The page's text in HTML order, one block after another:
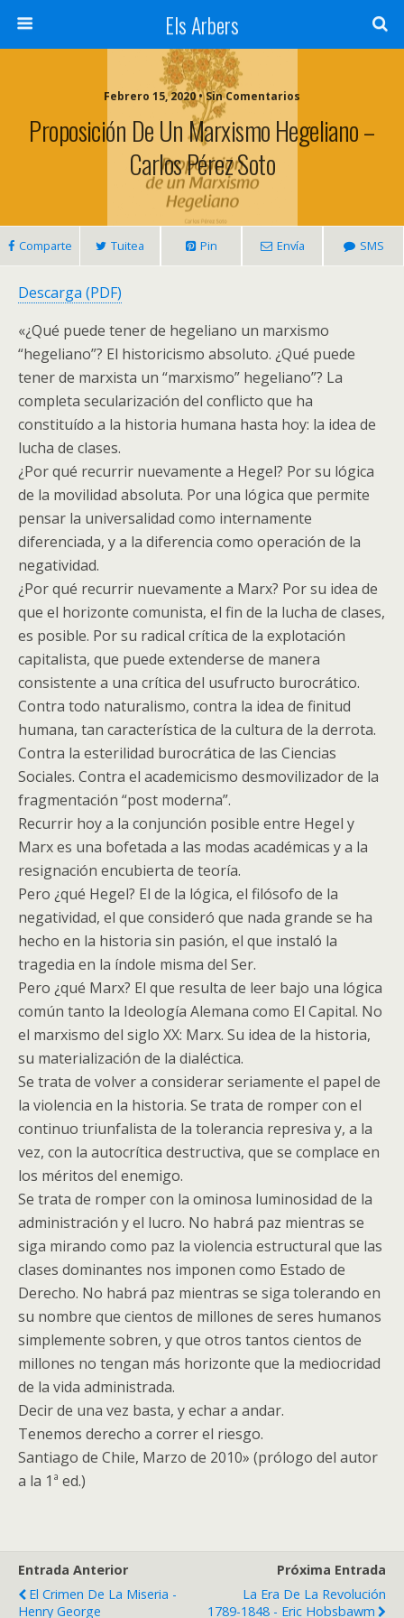
Els Arbers
Febrero 15, 2020 • Sin Comentarios
Proposición De Un Marxismo Hegeliano –
Carlos Pérez Soto
Comparte Tuitea Pin Envía SMS
Descarga (PDF)
«¿Qué puede tener de hegeliano un marxismo
“hegeliano”? El historicismo absoluto. ¿Qué puede
tener de marxista un “marxismo” hegeliano”? La
completa secularización del conflicto que ha
constituído a la historia humana hasta hoy: la idea de
lucha de clases.
¿Por qué recurrir nuevamente a Hegel? Por su lógica
de la movilidad absoluta. Por una lógica que permite
pensar la universalidad como internamente
diferenciada, y a la diferencia como operación de la
negatividad.
¿Por qué recurrir nuevamente a Marx? Por su idea de
que el horizonte comunista, el fin de la lucha de clases,
es posible. Por su radical crítica de la explotación
capitalista, que puede extenderse de manera
consistente a una crítica del usufructo burocrático.
Contra todo naturalismo, contra la idea de finitud
humana, tan característica de la cultura de la derrota.
Contra la esterilidad burocrática de las Ciencias
Sociales. Contra el academicismo desmovilizador de la
fragmentación “post moderna”.
Recurrir hoy a la conjunción posible entre Hegel y
Marx es una bofetada a las modas académicas y a la
resignación encubierta de teoría.
Pero ¿qué Hegel? El de la lógica, el filósofo de la
negatividad, el que consideró que nada grande se ha
hecho en la historia sin pasión, el que instaló la
tragedia en la índole misma del Ser.
Pero ¿qué Marx? El que resulta de leer bajo una lógica
común tanto la Ideología Alemana como El Capital. No
el marxismo del siglo XX: Marx. Su idea de la historia,
su materialización de la dialéctica.
Se trata de volver a considerar seriamente el papel de
la violencia en la historia. Se trata de romper con el
continuo triunfalista de la tolerancia represiva y, a la
vez, con la autocrítica destructiva, que se complace en
los méritos del enemigo.
Se trata de romper con la ominosa luminosidad de la
administración y el lucro. No habrá paz mientras se
siga mirando como paz la violencia estructural que las
clases dominantes nos imponen como Estado de
Derecho. No habrá paz mientras se siga tolerando en
su nombre que cientos de millones de seres humanos
simplemente sobren, y que otros tantos cientos de
millones no tengan más horizonte que la mediocridad
de la vida administrada.
Decir de una vez basta, y echar a andar.
Tenemos derecho a correr el riesgo.
Santiago de Chile, Marzo de 2010» (prólogo del autor
a la 1ª ed.)
Entrada Anterior
El Crimen De La Miseria -
Henry George
Próxima Entrada
La Era De La Revolución
1789-1848 - Eric Hobsbawm